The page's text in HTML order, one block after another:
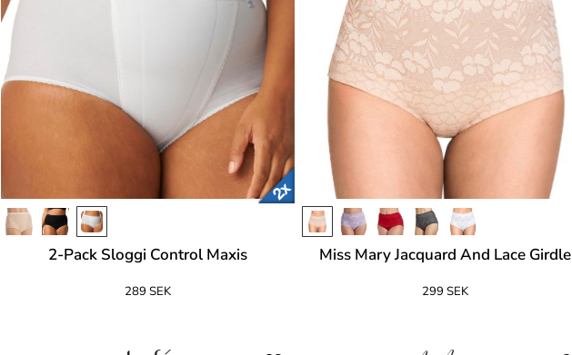
2-Pack Sloggi Control Maxis
289 SEK
Miss Mary Jacquard And Lace Girdle
299 SEK